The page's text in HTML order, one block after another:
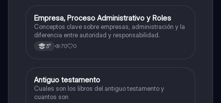
EOtros
Empresa, Proceso Administrativo y Roles
Conceptos clave sobre empresas, administración y la
diferencia entre autoridad y responsabilidad.
3° 70 0
Otros
Antiguo testamento
Cuales son los libros del antiguo testamento y
cuantos son